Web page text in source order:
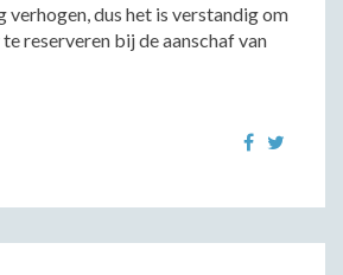
dus het is verstandig om
reserveren bij de aanschaf van